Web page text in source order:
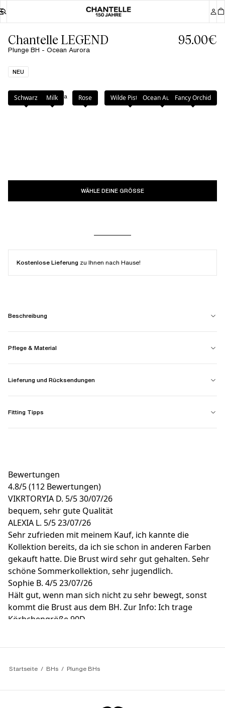
Chantelle LEGEND
Plunge BH - Ocean Aurora
95.00€
NEU
Farbe: Ocean Aurora
Schwarz Milk Rose Wilde PistazieOcean AuroraFancy Orchid
WÄHLE DEINE GRÖSSE
Kostenlose Lieferung zu Ihnen nach Hause!
Beschreibung
Pflege & Material
Lieferung und Rücksendungen
Fitting Tipps
Bewertungen
4.8/5(112 Bewertungen)
VIKRTORYIA D. 5/530/07/26
bequem, sehr gute Qualität
ALEXIA L. 5/523/07/26
Sehr zufrieden mit meinem Kauf, ich kannte die
Kollektion bereits, da ich sie schon in anderen Farben
gekauft hatte. Die Brust wird sehr gut gehalten. Sehr
schöne Sommerkollektion, sehr jugendlich.
Sophie B. 4/523/07/26
Hält gut, wenn man sich nicht zu sehr bewegt, sonst
kommt die Brust aus dem BH. Zur Info: Ich trage
Körbchengröße 90D.
Sehr zufrieden
Startseite BHs Plunge BHs